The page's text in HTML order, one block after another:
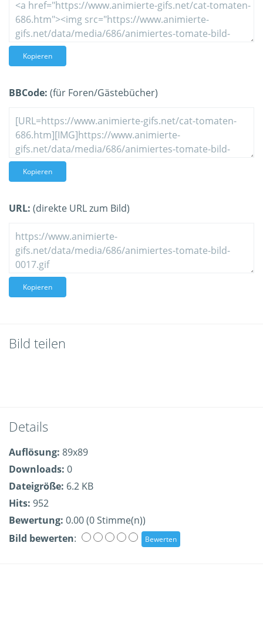
Kopieren
BBCode: (für Foren/Gästebücher)
Kopieren
URL: (direkte URL zum Bild)
Kopieren
Bild teilen
Details
Auflösung: 89x89
Downloads: 0
Dateigröße: 6.2 KB
Hits: 952
Bewertung: 0.00 (0 Stimme(n))
Bild bewerten: